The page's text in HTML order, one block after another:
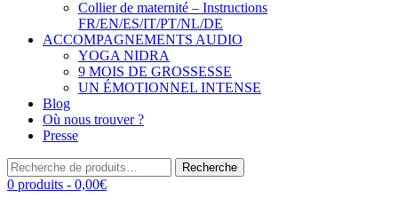
Collier de maternité – Instructions
FR/EN/ES/IT/PT/NL/DE
ACCOMPAGNEMENTS AUDIO
YOGA NIDRA
9 MOIS DE GROSSESSE
UN ÉMOTIONNEL INTENSE
Blog
Où nous trouver ?
Presse
Recherche
pour :
Recherche
0 produits - 0,00€